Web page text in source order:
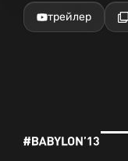
трейлер